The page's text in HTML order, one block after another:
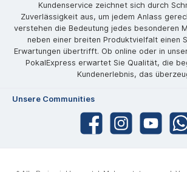
Kundenservice zeichnet sich durch
Zuverlässigkeit aus, um jedem Anlass
verstehen die Bedeutung jedes besonderen
neben einer breiten Produktvielfalt einen
Erwartungen übertrifft. Ob online oder in
PokalExpress erwartet Sie Qualität, die
Kundenerlebnis, das
Unsere Communities